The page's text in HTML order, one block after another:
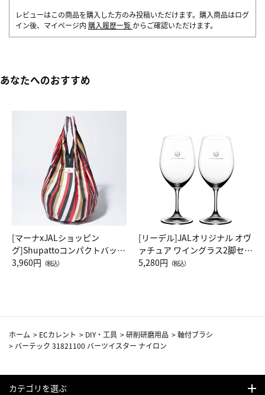
レビューはこの商品を購入した方のみ投稿いただけます。購入商品はログ
イン後、マイページ内 購入履歴一覧 からご確認いただけます。
あなたへのおすすめ
[マーナxJALショッピン
グ]Shupattoコンパクトバッグ
Drop JAL客室乗務員（LC）ス
3,960円 （税込）
[リーデル]JALオリジナル オヴ
ァチュア ワイングラス2脚セッ
ト（レッドワイン）
5,280円 （税込）
ホーム > ECカレント > DIY・工具 >研削研磨用品 >軸付ブラシ
> バーテック 31821100 バーツイスター ナイロン
カテゴリを選ぶ